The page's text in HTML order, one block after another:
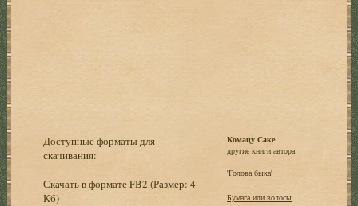
Доступные форматы для
скачивания:
Скачать в формате FB2 (Размер: 4
Кб)
Комацу Саке
другие книги автора:
'Голова быка'
Бумага или волосы